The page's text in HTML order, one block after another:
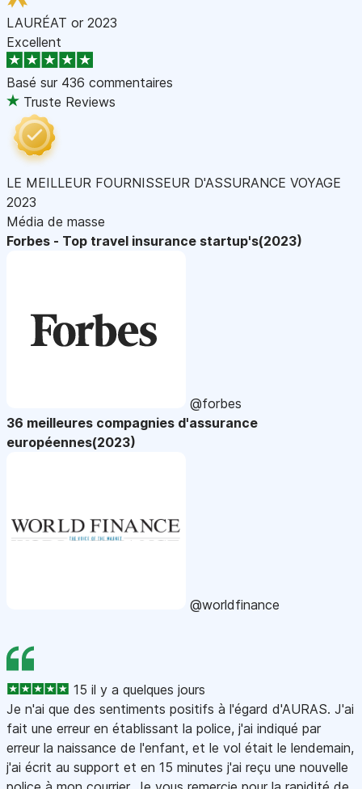
LAURÉAT or 2023
Excellent
Basé sur 436 commentaires
Truste Reviews
LE MEILLEUR FOURNISSEUR D'ASSURANCE VOYAGE
2023
Média de masse
Forbes - Top travel insurance startup's(2023)
@forbes
36 meilleures compagnies d'assurance
européennes(2023)
@worldfinance
15 il y a quelques jours
Je n'ai que des sentiments positifs à l'égard d'AURAS. J'ai
fait une erreur en établissant la police, j'ai indiqué par
erreur la naissance de l'enfant, et le vol était le lendemain,
j'ai écrit au support et en 15 minutes j'ai reçu une nouvelle